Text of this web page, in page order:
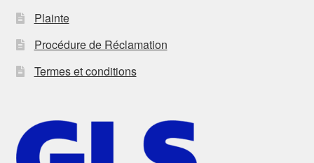
Plainte
Procédure de Réclamation
Termes et conditions